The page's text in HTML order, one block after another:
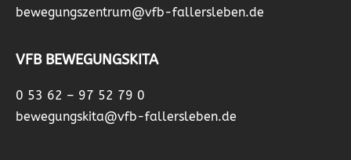
bewegungszentrum@vfb-fallersleben.de
VFB BEWEGUNGSKITA
0 53 62 – 97 52 79 0
bewegungskita@vfb-fallersleben.de